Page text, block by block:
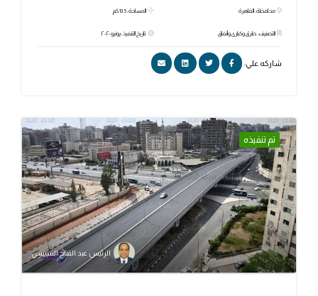
محافظة: القاهرة
التصنيف: طرق وكبارى وأنفاق
المساحة: 13.5 كم
تاريخ التنفيذ: يونيو ٢٠٢٠
شاركه علي:
تم تنفيذه
الرئيس عبد الفتاح السيسي